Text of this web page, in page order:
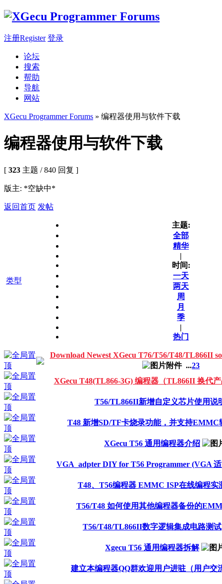
注册Register 登录
论坛
搜索
帮助
导航
网站
XGecu Programmer Forums » 编程器使用与软件下载
编程器使用与软件下载
[ 323 主题 / 840 回复 ]
版主: *空缺中*
返回首页 发帖
类型
主题:
全部
精华
|
时间:
一天
两天
周
月
季
|
热门
Download Newest XGecu T76/T56/T48/TL866II
...23
XGecu T48(TL866-3G) 编程器（TL866II 换代
T56/TL866II新增自定义芯片使用说
T48 新增SD/TF卡烧录功能，并支持EMMC
XGecu T56 通用编程器介绍
VGA_adpter DIY for T56 Programmer (VGA
T48、T56编程器 EMMC ISP在线编程实
T56/T48 如何使用其他编程器备份的
T56/T48/TL866II数字逻辑集成电路测试
Xgecu T56 通用编程器拆解
建立本编程器QQ群欢迎用户进驻（用户交